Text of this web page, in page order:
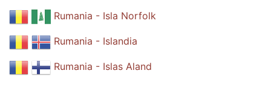
Rumania - Isla Norfolk
Rumania - Islandia
Rumania - Islas Aland